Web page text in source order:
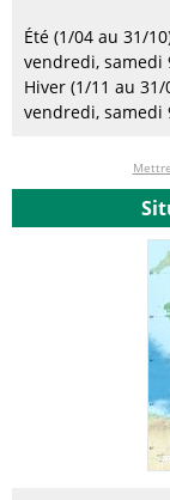
Été (1/04 au 31/
vendredi, samedi
Hiver (1/11 au
vendredi, samedi